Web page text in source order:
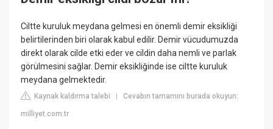
Ciltte kuruluk meydana gelmesi en önemli demir eksikliği
belirtilerinden biri olarak kabul edilir. Demir vücudumuzda
direkt olarak cilde etki eder ve cildin daha nemli ve parlak
görülmesini sağlar. Demir eksikliğinde ise ciltte kuruluk
meydana gelmektedir.
Kaynak kaldırma talebi |Cevabın tamamını burada okuyun:
milliyet.com.tr